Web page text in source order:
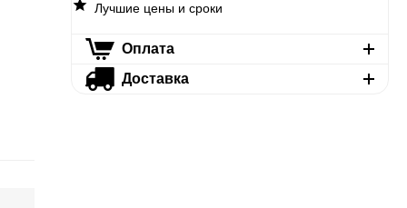
Лучшие цены и сроки
Оплата
Доставка